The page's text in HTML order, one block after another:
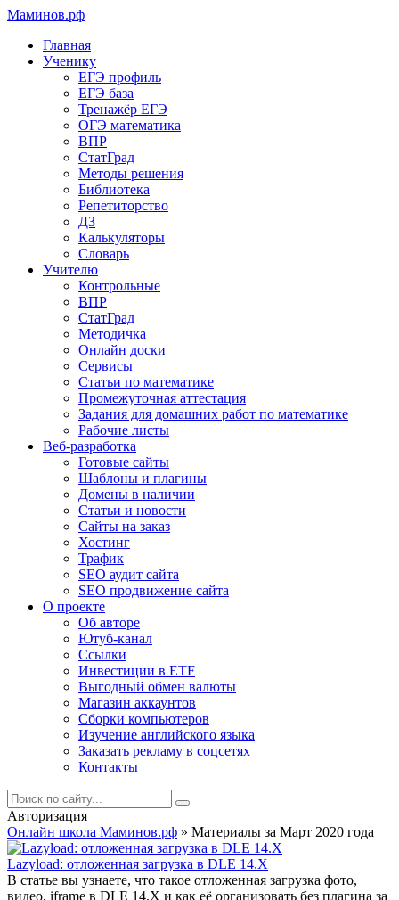
Маминов.рф
Главная
Ученику
ЕГЭ профиль
ЕГЭ база
Тренажёр ЕГЭ
ОГЭ математика
ВПР
СтатГрад
Методы решения
Библиотека
Репетиторство
ДЗ
Калькуляторы
Словарь
Учителю
Контрольные
ВПР
СтатГрад
Методичка
Онлайн доски
Сервисы
Статьи по математике
Промежуточная аттестация
Задания для домашних работ по математике
Рабочие листы
Веб-разработка
Готовые сайты
Шаблоны и плагины
Домены в наличии
Статьи и новости
Сайты на заказ
Хостинг
Трафик
SEO аудит сайта
SEO продвижение сайта
О проекте
Об авторе
Ютуб-канал
Ссылки
Инвестиции в ETF
Выгодный обмен валюты
Магазин аккаунтов
Сборки компьютеров
Изучение английского языка
Заказать рекламу в соцсетях
Контакты
Авторизация
Онлайн школа Маминов.рф » Материалы за Март 2020 года
Lazyload: отложенная загрузка в DLE 14.X
В статье вы узнаете, что такое отложенная загрузка фото,
видео, iframe в DLE 14.X и как её организовать без плагина за